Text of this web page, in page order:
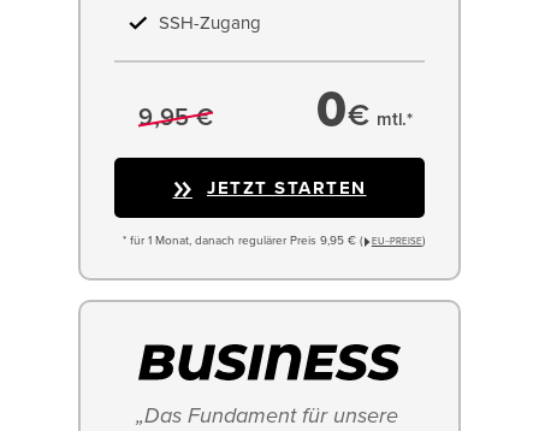
SSH-Zugang
9,95 € 0€ mtl.*
JETZT STARTEN
* für 1 Monat, danach regulärer Preis 9,95 € ( EU−PREISE)
„Das Fundament für unsere